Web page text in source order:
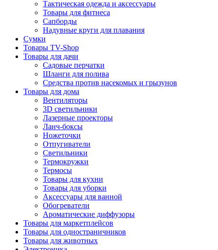
Тактическая одежда и аксессуары
Товары для фитнеса
Сапборды
Надувные круги для плавания
Сумки
Товары TV-Shop
Товары для дачи
Садовые перчатки
Шланги для полива
Средства против насекомых и грызунов
Товары для дома
Вентиляторы
3D светильники
Лазерные проекторы
Ланч-боксы
Ножеточки
Отпугиватели
Светильники
Термокружки
Термосы
Товары для кухни
Товары для уборки
Аксессуары для ванной
Обогреватели
Ароматические диффузоры
Товары для маркетплейсов
Товары для одностраничников
Товары для животных